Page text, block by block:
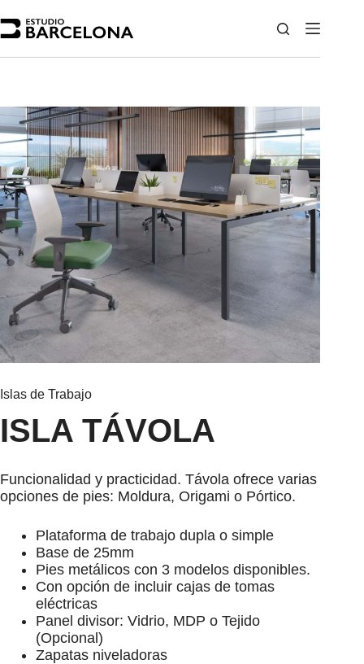
Islas de Trabajo
ISLA TÁVOLA
Funcionalidad y practicidad. Távola ofrece varias
opciones de pies: Moldura, Origami o Pórtico.
Plataforma de trabajo dupla o simple
Base de 25mm
Pies metálicos con 3 modelos disponibles.
Con opción de incluir cajas de tomas
eléctricas
Panel divisor: Vidrio, MDP o Tejido
(Opcional)
Zapatas niveladoras